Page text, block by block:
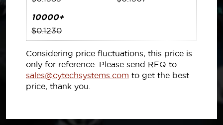
10000+
$0.1230
Considering price fluctuations, this price is
only for reference. Please send RFQ to
sales@cytechsystems.com to get the best
price, thank you.